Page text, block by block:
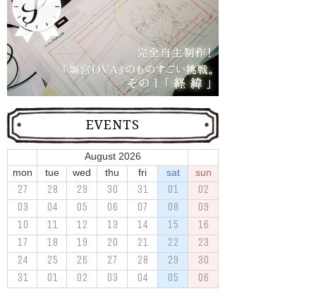
EVENTS
August 2026
mon
tue wed thu fri sat sun
27 28 29 30 31 01
02
03
04 05 06 07 08
09
10
11 12 13 14 15
16
17
18 19 20 21 22
23
24
25 26 27 28 29
30
31
01 02 03 04 05 06